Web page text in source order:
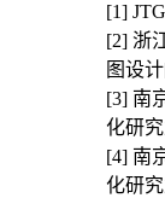
[1]
[2] 浙
图设
[3] 南
化研
[4] 南
化研